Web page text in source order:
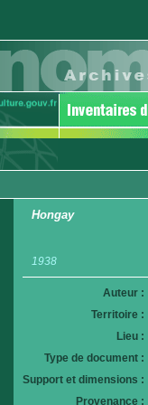
Hongay
1938
Auteur :
Territoire :
Lieu :
Type de document :
Support et dimensions :
Provenance :